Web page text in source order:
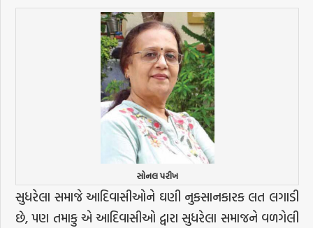
સોનલ પરીખ
સુધરેલા સમાજે આદિવાસીઓને ઘણી નુકસાનકારક લત લગાડી
છે, પણ તમાકુ એ આદિવાસીઓ દ્વારા સુધરેલા સમાજને વળગેલી